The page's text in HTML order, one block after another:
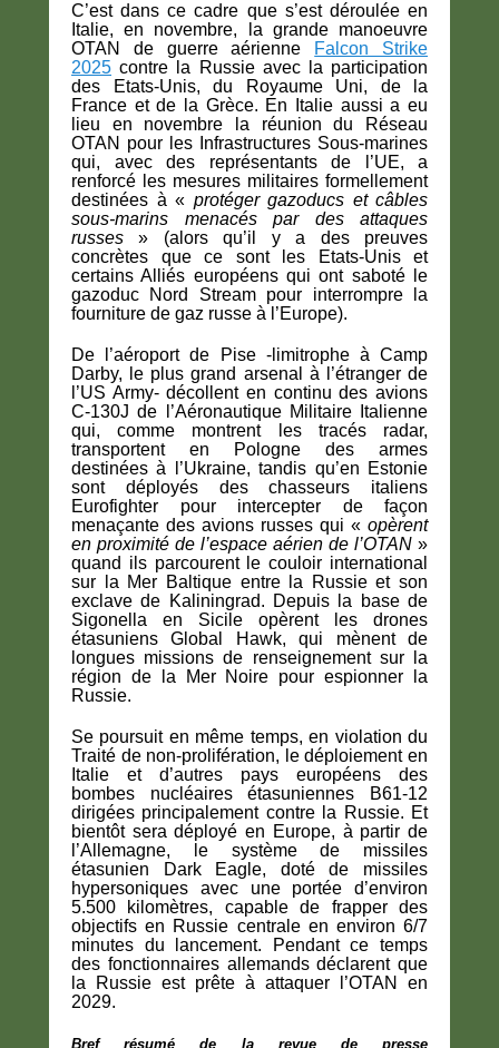
C’est dans ce cadre que s’est déroulée en
Italie, en novembre, la grande manoeuvre
OTAN de guerre aérienne
Falcon Strike
2025 contre la Russie avec la participation
des Etats-Unis, du Royaume Uni, de la
France et de la Grèce. En Italie aussi a eu
lieu en novembre la réunion du Réseau
OTAN pour les Infrastructures Sous-marines
qui, avec des représentants de l’UE, a
renforcé les mesures militaires formellement
destinées à « protéger gazoducs et câbles
sous-marins menacés par des attaques
russes » (alors qu’il y a des preuves
concrètes que ce sont les Etats-Unis et
certains Alliés européens qui ont saboté le
gazoduc Nord Stream pour interrompre la
fourniture de gaz russe à l’Europe).
De l’aéroport de Pise -limitrophe à Camp
Darby, le plus grand arsenal à l’étranger de
l’US Army- décollent en continu des avions
C-130J de l’Aéronautique Militaire Italienne
qui, comme montrent les tracés radar,
transportent en Pologne des armes
destinées à l’Ukraine, tandis qu’en Estonie
sont déployés des chasseurs italiens
Eurofighter pour intercepter de façon
menaçante des avions russes qui « opèrent
en proximité de l’espace aérien de l’OTAN »
quand ils parcourent le couloir international
sur la Mer Baltique entre la Russie et son
exclave de Kaliningrad. Depuis la base de
Sigonella en Sicile opèrent les drones
étasuniens Global Hawk, qui mènent de
longues missions de renseignement sur la
région de la Mer Noire pour espionner la
Russie.
Se poursuit en même temps, en violation du
Traité de non-prolifération, le déploiement en
Italie et d’autres pays européens des
bombes nucléaires étasuniennes B61-12
dirigées principalement contre la Russie. Et
bientôt sera déployé en Europe, à partir de
l’Allemagne, le système de missiles
étasunien Dark Eagle, doté de missiles
hypersoniques avec une portée d’environ
5.500 kilomètres, capable de frapper des
objectifs en Russie centrale en environ 6/7
minutes du lancement. Pendant ce temps
des fonctionnaires allemands déclarent que
la Russie est prête à attaquer l’OTAN en
2029.
Bref résumé de la revue de presse